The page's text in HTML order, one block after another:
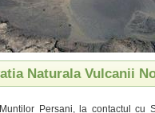
Naturala Vulcanii
Persani, la contactul cu